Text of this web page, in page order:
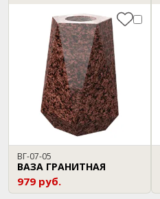
ВГ-07-05
ВАЗА ГРАНИТНАЯ
979 руб.